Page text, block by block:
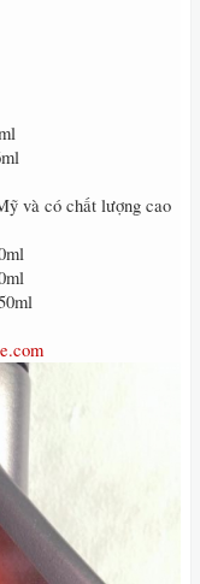
và có chất lượng cao